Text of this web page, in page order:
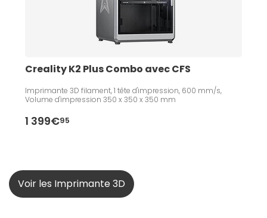
Creality K2 Plus Combo avec CFS
Imprimante 3D filament, 1 tête d'impression, 600 mm/s,
Volume d'impression 350 x 350 x 350 mm
1 399€95
Voir les Imprimante 3D